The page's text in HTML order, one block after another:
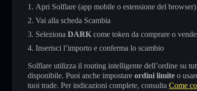
Apri Solflare (app mobile o estensione del browser)
Vai alla scheda Scambia
Seleziona DARK come token da comprare o
Inserisci l’importo e conferma lo scambio
Solflare utilizza il routing intelligente dell’ordine su
disponibile. Puoi anche impostare ordini limite o
tuoi trade. Per indicazioni complete, consulta Come